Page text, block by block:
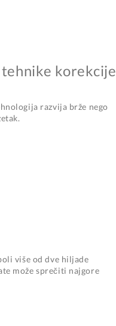
korekcije
razvija brže nego
više od dve hiljade
može sprečiti najgore